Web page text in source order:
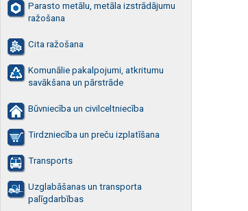
Parasto metālu, metāla izstrādājumu
ražošana
Cita ražošana
Komunālie pakalpojumi, atkritumu
savākšana un pārstrāde
Būvniecība un civilceltniecība
Tirdzniecība un preču izplatīšana
Transports
Uzglabāšanas un transporta
palīgdarbības